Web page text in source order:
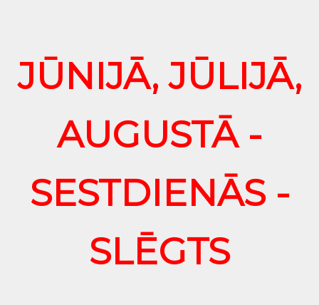
JŪNIJĀ, JŪLIJĀ,
AUGUSTĀ -
SESTDIENĀS -
SLĒGTS